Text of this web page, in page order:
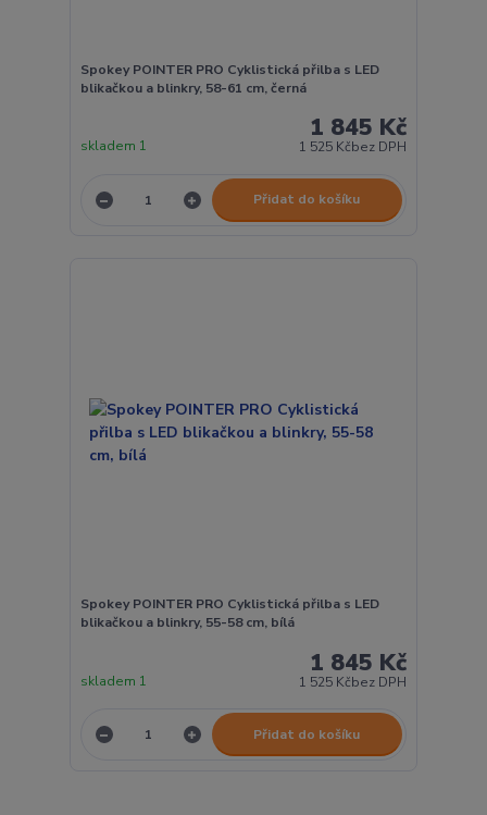
Spokey POINTER PRO Cyklistická přilba s LED
blikačkou a blinkry, 58-61 cm, černá
1 845 Kč
1 525 Kčbez DPH
skladem 1
Přidat do košíku
Spokey POINTER PRO Cyklistická přilba s LED
blikačkou a blinkry, 55-58 cm, bílá
1 845 Kč
1 525 Kčbez DPH
skladem 1
Přidat do košíku